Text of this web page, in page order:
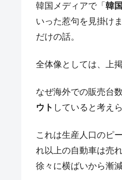
する差別。許してはおか
『Money1』
『Money1』 韓国半導
『Money1』
【速報】
発動！
Fact1 今話題の「楽天
韓国メディアで「 韓
いった惹句を見掛け
だけの話。
全体像としては、上
なぜ海外での販売台
ウト していると考え
これは生産人口のピ
れ以上の自動車は売
徐々に横ばいから漸